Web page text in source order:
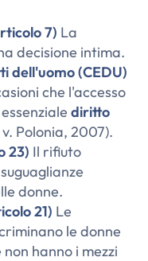
7) La
decisione intima.
dell'uomo (CEDU)
che l'accesso
diritto
Polonia, 2007).
23) Il rifiuto
donne.
21) Le
le donne
hanno i mezzi